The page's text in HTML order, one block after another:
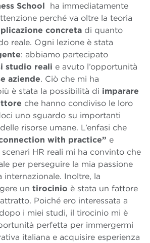
School
ha immediatamente
perché va oltre la teoria
concreta di quanto
reale. Ogni lezione è stata
: abbiamo partecipato
studio reali e avuto l’opportunità
aziende. Ciò che mi ha
è stata la possibilità di imparare
che hanno condiviso le loro
uno sguardo su importanti
risorse umane. L’enfasi che
with practice” e
scenari HR reali mi ha convinto che
per perseguire la mia passione
internazionale. Inoltre, la
un tirocinio è stata un fattore
Poiché ero interessata a
i miei studi, il tirocinio mi è
perfetta per immergermi
italiana e acquisire esperienza